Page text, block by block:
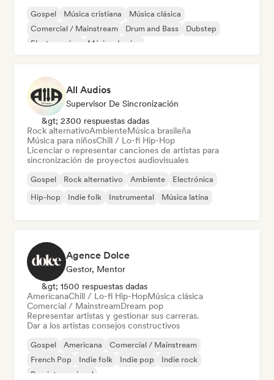
Gospel Música cristiana
Música clásica
Comercial / Mainstream
Drum and Bass
Dubstep
Electro swing
Música de cine
All Audios
Supervisor De Sincronización
&gt; 2300 respuestas dadas
Rock alternativoAmbienteMúsica brasileña
Música para niñosChill / Lo-fi Hip-Hop
Licenciar o representar canciones de artistas para
sincronización de proyectos audiovisuales
Gospel Rock alternativo Ambiente
Electrónica
Hip-hop
Indie folk Instrumental Música latina
Agence Dolce
Gestor, Mentor
&gt; 1500 respuestas dadas
AmericanaChill / Lo-fi Hip-HopMúsica clásica
Comercial / MainstreamDream pop
Representar artistas y gestionar sus carreras.
Dar a los artistas consejos constructivos
Gospel Americana
Comercial / Mainstream
French Pop
Indie folk Indie pop
Indie rock
Pop internacional